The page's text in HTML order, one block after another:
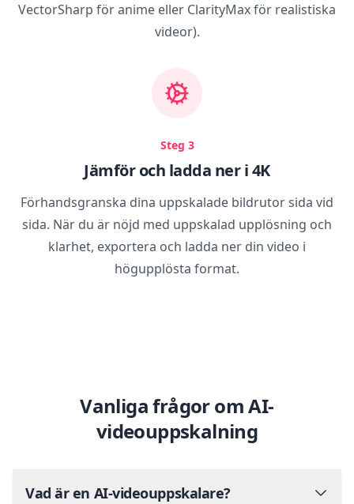
VectorSharp för anime eller ClarityMax för realistiska
videor).
Steg 3
Jämför och ladda ner i 4K
Förhandsgranska dina uppskalade bildrutor sida vid
sida. När du är nöjd med uppskalad upplösning och
klarhet, exportera och ladda ner din video i
högupplösta format.
Vanliga frågor om AI-
videouppskalning
Vad är en AI-videouppskalare?